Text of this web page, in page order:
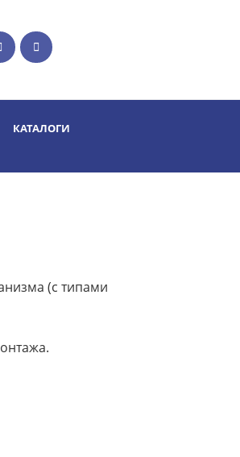
КАТАЛОГИ
(с типами